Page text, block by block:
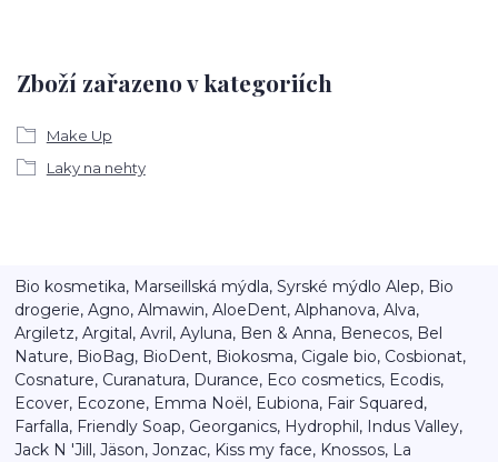
Zboží zařazeno v kategoriích
Make Up
Laky na nehty
Bio kosmetika, Marseillská mýdla, Syrské mýdlo Alep, Bio
drogerie, Agno, Almawin, AloeDent, Alphanova, Alva,
Argiletz, Argital, Avril, Ayluna, Ben & Anna, Benecos, Bel
Nature, BioBag, BioDent, Biokosma, Cigale bio, Cosbionat,
Cosnature, Curanatura, Durance, Eco cosmetics, Ecodis,
Ecover, Ecozone, Emma Noël, Eubiona, Fair Squared,
Farfalla, Friendly Soap, Georganics, Hydrophil, Indus Valley,
Jack N 'Jill, Jäson, Jonzac, Kiss my face, Knossos, La